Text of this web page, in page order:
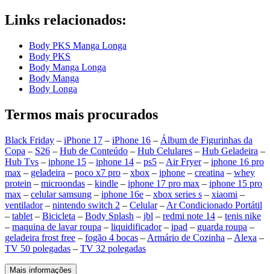
Links relacionados:
Body PKS Manga Longa
Body PKS
Body Manga Longa
Body Manga
Body Longa
Termos mais procurados
Black Friday – iPhone 17 – iPhone 16 – Álbum de Figurinhas da
Copa – S26 – Hub de Conteúdo – Hub Celulares – Hub Geladeira –
Hub Tvs – iphone 15 – iphone 14 – ps5 – Air Fryer– iphone 16 pro
max – geladeira – poco x7 pro – xbox – iphone – creatina – whey
protein – microondas – kindle – iphone 17 pro max – iphone 15 pro
max – celular samsung – iphone 16e – xbox series s – xiaomi –
ventilador– nintendo switch 2 – Celular– Ar Condicionado Portátil
– tablet – Bicicleta – Body Splash – jbl – redmi note 14 – tenis nike
– maquina de lavar roupa – liquidificador– ipad – guarda roupa –
geladeira frost free – fogão 4 bocas – Armário de Cozinha – Alexa –
TV 50 polegadas – TV 32 polegadas
Mais informações